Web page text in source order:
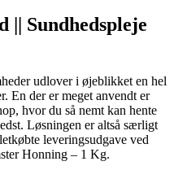
|| Sundhedspleje
udlover i øjeblikket en hel
En der er meget anvendt er
hvor du så nemt kan hente
Løsningen er altså særligt
leveringsudgave ved
Honning – 1 Kg.